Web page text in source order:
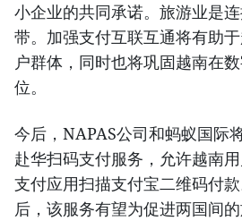
小企业的共同承诺。旅游业是
带。加强支付互联互通将有助
户群体，同时也将巩固越南在
位。
今后，NAPAS公司和蚂蚁国际
赴华扫码支付服务，允许越南
支付应用扫描支付宝二维码付
后，该服务有望为促进两国间